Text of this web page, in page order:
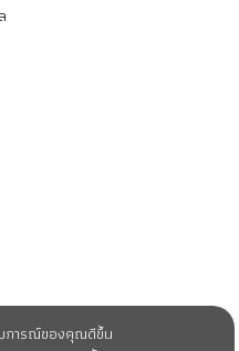
บการณ์ของคุณดีขึ้น